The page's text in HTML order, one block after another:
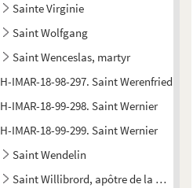
Sainte Virginie
Saint Wolfgang
Saint Wenceslas, martyr
H-IMAR-18-98-297. Saint Werenfried
H-IMAR-18-99-298. Saint Wernier
H-IMAR-18-99-299. Saint Wernier
Saint Wendelin
Saint Willibrord, apôtre de la Hollande